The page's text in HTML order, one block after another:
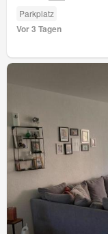
Parkplatz
Vor 3 Tagen